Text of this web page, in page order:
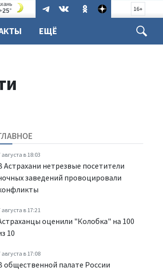
16+
ЕЩЁ
августа в 18:03
Астрахани нетрезвые посетители
заведений провоцировали
августа в 17:21
оценили "Колобка" на 100
10
августа в 17:08
общественной палате России